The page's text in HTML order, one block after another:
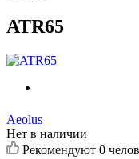
ATR65
Aeolus
Нет в наличии
Рекомендуют 0